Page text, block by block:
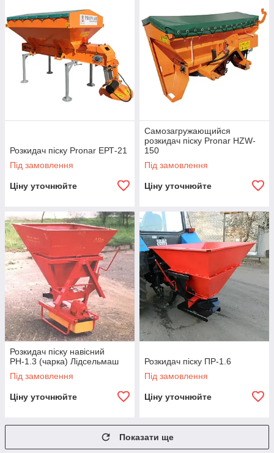
Розкидач піску Pronar ЕРТ-21
Під замовлення
Ціну уточнюйте
Самозагружающийся
розкидач піску Pronar HZW-
150
Під замовлення
Ціну уточнюйте
Розкидач піску навісний
РН-1.3 (чарка) Лідсельмаш
Під замовлення
Ціну уточнюйте
Розкидач піску ПР-1.6
Під замовлення
Ціну уточнюйте
Показати ще